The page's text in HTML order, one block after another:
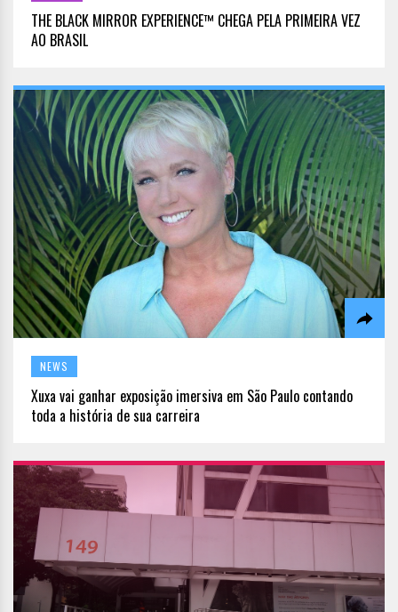
THE BLACK MIRROR EXPERIENCE™ CHEGA PELA PRIMEIRA VEZ
AO BRASIL
NEWS
Xuxa vai ganhar exposição imersiva em São Paulo contando
toda a história de sua carreira